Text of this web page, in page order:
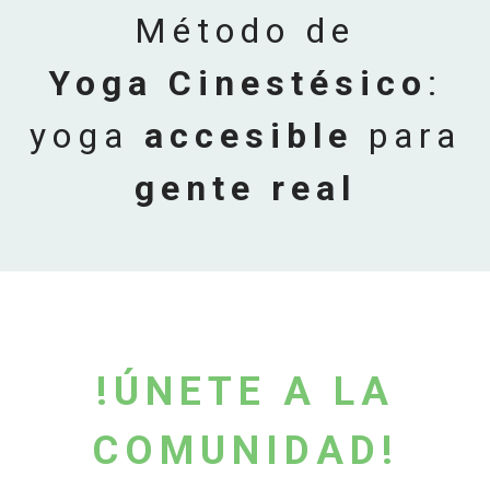
Método de
Yoga Cinestésico :
yoga accesible para
gente real
!ÚNETE A LA
COMUNIDAD!